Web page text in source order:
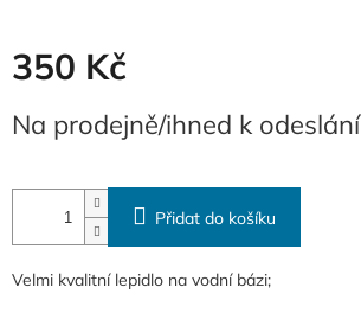
350 Kč
cena:
Na prodejně/ihned k odeslání
Přidat do košíku
Velmi kvalitní lepidlo na vodní bázi;